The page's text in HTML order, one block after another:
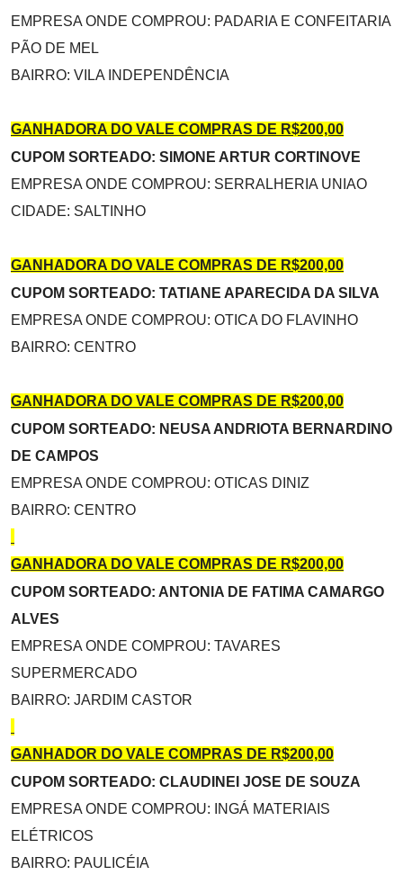
EMPRESA ONDE COMPROU: PADARIA E CONFEITARIA
PÃO DE MEL
BAIRRO: VILA INDEPENDÊNCIA
GANHADORA DO VALE COMPRAS DE R$200,00
CUPOM SORTEADO: SIMONE ARTUR CORTINOVE
EMPRESA ONDE COMPROU: SERRALHERIA UNIAO
CIDADE: SALTINHO
GANHADORA DO VALE COMPRAS DE R$200,00
CUPOM SORTEADO: TATIANE APARECIDA DA SILVA
EMPRESA ONDE COMPROU: OTICA DO FLAVINHO
BAIRRO: CENTRO
GANHADORA DO VALE COMPRAS DE R$200,00
CUPOM SORTEADO: NEUSA ANDRIOTA BERNARDINO
DE CAMPOS
EMPRESA ONDE COMPROU: OTICAS DINIZ
BAIRRO: CENTRO
GANHADORA DO VALE COMPRAS DE R$200,00
CUPOM SORTEADO: ANTONIA DE FATIMA CAMARGO
ALVES
EMPRESA ONDE COMPROU: TAVARES
SUPERMERCADO
BAIRRO: JARDIM CASTOR
GANHADOR DO VALE COMPRAS DE R$200,00
CUPOM SORTEADO: CLAUDINEI JOSE DE SOUZA
EMPRESA ONDE COMPROU: INGÁ MATERIAIS
ELÉTRICOS
BAIRRO: PAULICÉIA